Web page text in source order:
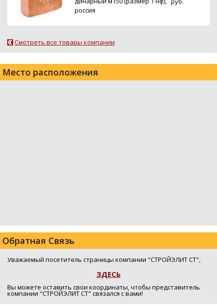
россия
Смотреть все товары компании
Место расположения
Обратная Связь
Уважаемый посетитель страницы компании "СТРОЙЭЛИТ СТ",
ЗДЕСЬ
Вы можете оставить свои координаты, чтобы представитель
компании "СТРОЙЭЛИТ СТ" связался с вами!